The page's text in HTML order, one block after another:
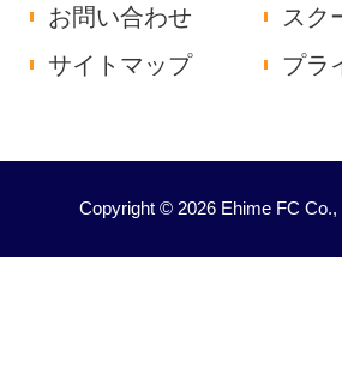
お問い合わせ
スク
サイトマップ
プラ
Copyright © 2026 Ehime FC Co.,